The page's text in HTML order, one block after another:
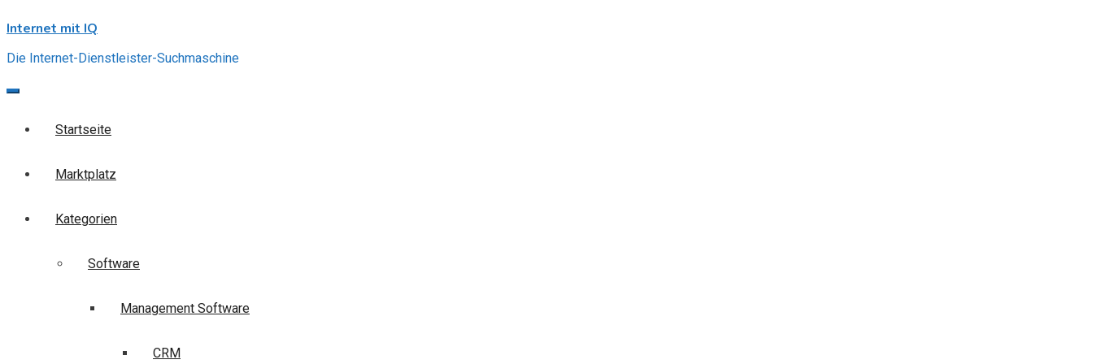
to
Internet mit IQ
Die Internet-Dienstleister-Suchmaschine
Startseite
Marktplatz
Kategorien
Software
Management Software
CRM